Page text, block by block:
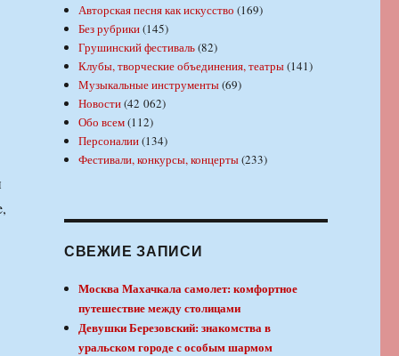
Авторская песня как искусство (169)
Без рубрики(145)
Грушинский фестиваль(82)
Клубы, творческие объединения, театры(141)
Музыкальные инструменты(69)
Новости(42 062)
Обо всем(112)
Персоналии(134)
Фестивали, конкурсы, концерты(233)
СВЕЖИЕ ЗАПИСИ
Москва Махачкала самолет: комфортное
путешествие между столицами
Девушки Березовский: знакомства в
уральском городе с особым шармом